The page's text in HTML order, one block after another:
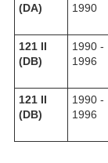
(DA)
1990
121 II
(DB)
1990 -
1996
121 II
(DB)
1990 -
1996